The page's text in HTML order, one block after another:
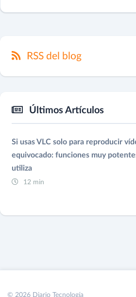
RSS del blog
Últimos Artículos
Si usas VLC solo para reproducir
equivocado: funciones muy
utiliza
12 min
© 2026 Diario Tecnología